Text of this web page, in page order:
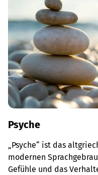
Psyche
„Psyche“ ist das
modernen
Gefühle und das